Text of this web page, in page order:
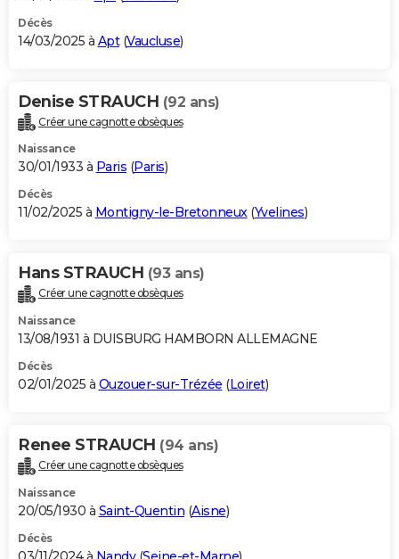
Décès
14/03/2025 à Apt(Vaucluse)
Denise STRAUCH (92 ans)
Créer une cagnotte obsèques
Naissance
30/01/1933 à Paris (Paris)
Décès
11/02/2025 à Montigny-le-Bretonneux(Yvelines)
Hans STRAUCH (93 ans)
Créer une cagnotte obsèques
Naissance
13/08/1931 à DUISBURG HAMBORN ALLEMAGNE
Décès
02/01/2025 à Ouzouer-sur-Trézée (Loiret)
Renee STRAUCH (94 ans)
Créer une cagnotte obsèques
Naissance
20/05/1930 à Saint-Quentin (Aisne)
Décès